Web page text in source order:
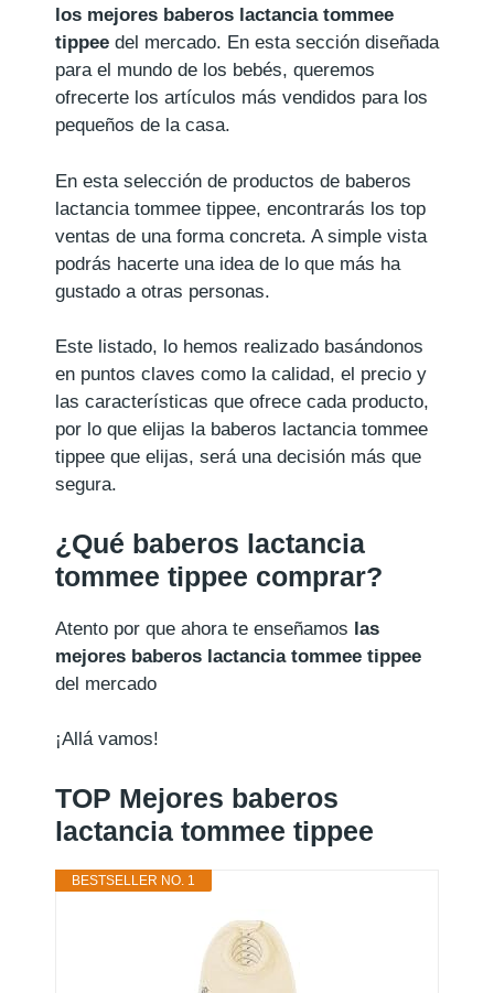
los mejores baberos lactancia tommee
tippee del mercado. En esta sección diseñada
para el mundo de los bebés, queremos
ofrecerte los artículos más vendidos para los
pequeños de la casa.
En esta selección de productos de baberos
lactancia tommee tippee, encontrarás los top
ventas de una forma concreta. A simple vista
podrás hacerte una idea de lo que más ha
gustado a otras personas.
Este listado, lo hemos realizado basándonos
en puntos claves como la calidad, el precio y
las características que ofrece cada producto,
por lo que elijas la baberos lactancia tommee
tippee que elijas, será una decisión más que
segura.
¿Qué baberos lactancia
tommee tippee comprar?
Atento por que ahora te enseñamos las
mejores baberos lactancia tommee tippee
del mercado
¡Allá vamos!
TOP Mejores baberos
lactancia tommee tippee
BESTSELLER NO. 1